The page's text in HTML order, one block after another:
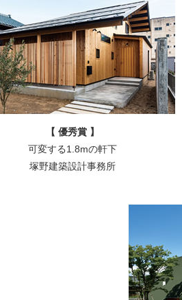
【 優秀賞 】
可変する1.8mの軒下
塚野建築設計事務所